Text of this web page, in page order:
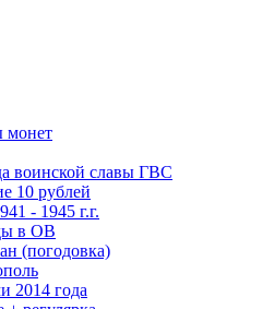
монет
воинской славы ГВС
10 рублей
- 1945 г.г.
в ОВ
(погодовка)
2014 года